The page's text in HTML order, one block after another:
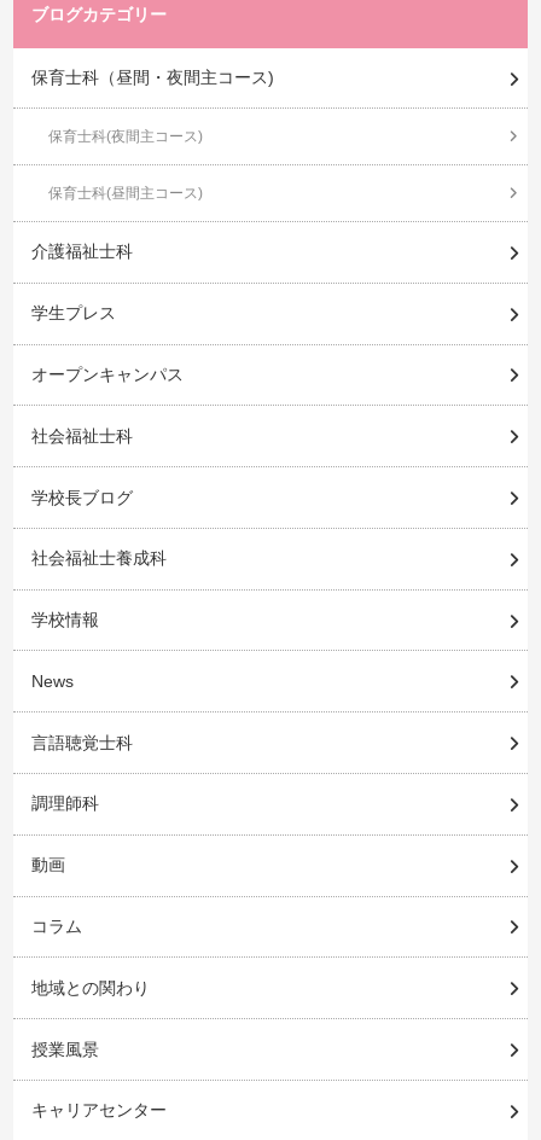
ブログカテゴリー
保育士科（昼間・夜間主コース)
保育士科(夜間主コース)
保育士科(昼間主コース)
介護福祉士科
学生プレス
オープンキャンパス
社会福祉士科
学校長ブログ
社会福祉士養成科
学校情報
News
言語聴覚士科
調理師科
動画
コラム
地域との関わり
授業風景
キャリアセンター